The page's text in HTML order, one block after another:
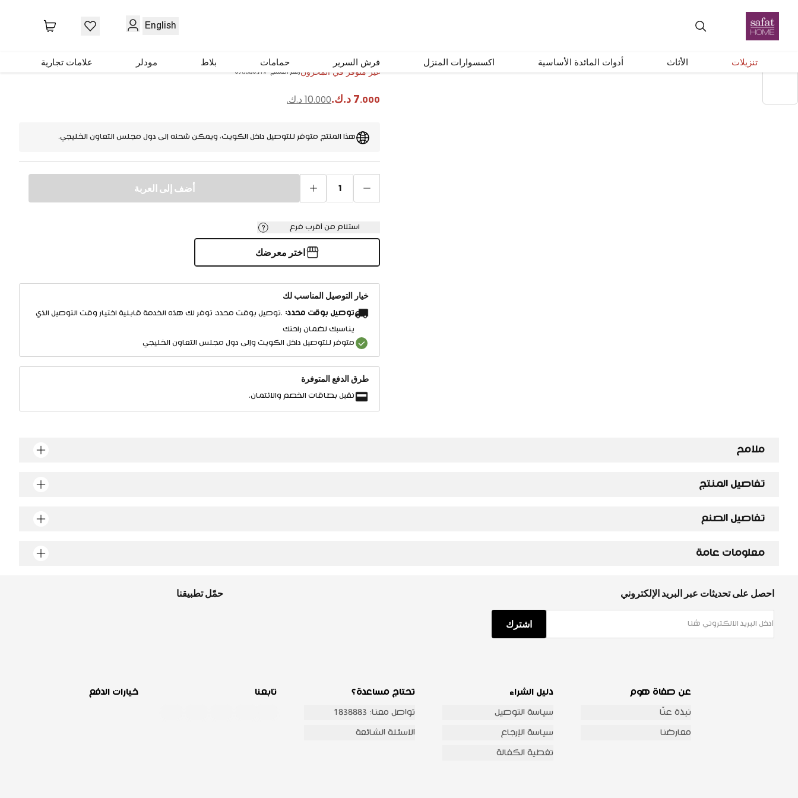
English
تنزيلات الأثاث أدوات المائدة الأساسية اكسسوارات المنزل فرش السرير حمامات بلاط مودلر علامات تجارية
توصيل دول الخليج
غير متوفر في المخزونرقم المنتج #
69008631
7.000 د.ك. 10.000 د.ك.
هذا المنتج متوفر للتوصيل داخل الكويت، ويمكن شحنه إلى دول مجلس التعاون الخليجي.
1 أضف إلى العربة
استلام من أقرب فرع
اختر معرضك
خيار التوصيل المناسب لك
توصيل بوقت محدد: .توصيل بوقت محدد: توفر لك هذه الخدمة قابلية اختيار وقت التوصيل الذي
يناسبك لضمان راحتك
متوفر للتوصيل داخل الكويت وإلى دول مجلس التعاون الخليجي
طرق الدفع المتوفرة
نقبل بطاقات الخصم والائتمان.
ملامح
تفاصيل المنتج
تفاصيل الصنع
معلومات عامة
احصل على تحديثات عبر البريد الإلكتروني
اشترك
حمّل تطبيقنا
عن صفاة هوم
نبذة عنّا
معارضنا
دليل الشراء
سياسة التوصيل
سياسة الإرجاع
تغطية الكفالة
تحتاج مساعدة؟
تواصل معنا: 1838883
الاسئلة الشائعة
تابعنا خيارات الدفع